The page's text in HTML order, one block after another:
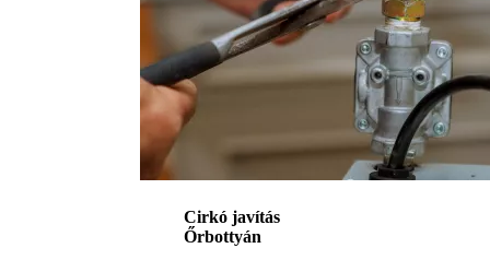
Cirkó javítás
Őrbottyán